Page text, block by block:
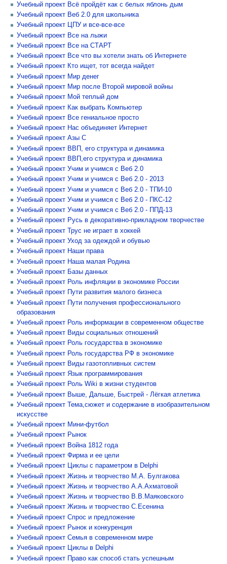
Учебный проект Всё пройдёт как с белых яблонь дым
Учебный проект Веб 2.0 для школьника
Учебный проект ЦПУ и все-все-все
Учебный проект Все на лыжи
Учебный проект Все на СТАРТ
Учебный проект Все что вы хотели знать об Интернете
Учебный проект Кто ищет, тот всегда найдет
Учебный проект Мир денег
Учебный проект Мир после Второй мировой войны
Учебный проект Мой теплый дом
Учебный проект Как выбрать Компьютер
Учебный проект Все гениальное просто
Учебный проект Нас объединяет Интернет
Учебный проект Азы C
Учебный проект ВВП, его структура и динамика
Учебный проект ВВП,его структура и динамика
Учебный проект Учим и учимся с Веб 2.0
Учебный проект Учим и учимся с Веб 2.0 - 2013
Учебный проект Учим и учимся с Веб 2.0 - ТПИ-10
Учебный проект Учим и учимся с Веб 2.0 - ПКС-12
Учебный проект Учим и учимся с Веб 2.0 - ППД-13
Учебный проект Русь в декоративно-прикладном творчестве
Учебный проект Трус не играет в хоккей
Учебный проект Уход за одеждой и обувью
Учебный проект Наши права
Учебный проект Наша малая Родина
Учебный проект Базы данных
Учебный проект Роль инфляции в экономике России
Учебный проект Пути развития малого бизнеса
Учебный проект Пути получения профессионального
образования
Учебный проект Роль информации в современном обществе
Учебный проект Виды социальных отношений
Учебный проект Роль государства в экономике
Учебный проект Роль государства РФ в экономике
Учебный проект Виды газотопливных систем
Учебный проект Язык программирования
Учебный проект Роль Wiki в жизни студентов
Учебный проект Выше, Дальше, Быстрей - Лёгкая атлетика
Учебный проект Тема,сюжет и содержание в изобразительном
искусстве
Учебный проект Мини-футбол
Учебный проект Рынок
Учебный проект Война 1812 года
Учебный проект Фирма и ее цели
Учебный проект Циклы с параметром в Delphi
Учебный проект Жизнь и творчество М.А. Булгакова
Учебный проект Жизнь и творчество А.А.Ахматовой
Учебный проект Жизнь и творчество В.В.Маяковского
Учебный проект Жизнь и творчество С.Есенина
Учебный проект Спрос и предложение
Учебный проект Рынок и конкуренция
Учебный проект Семья в современном мире
Учебный проект Циклы в Delphi
Учебный проект Право как способ стать успешным